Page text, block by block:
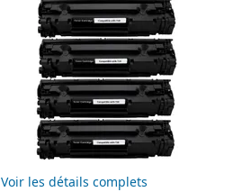
Voir les détails complets